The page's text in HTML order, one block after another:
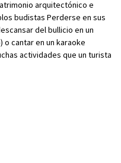
arquitectónico e
budistas Perderse en sus
del bullicio en un
cantar en un karaoke
actividades que un turista